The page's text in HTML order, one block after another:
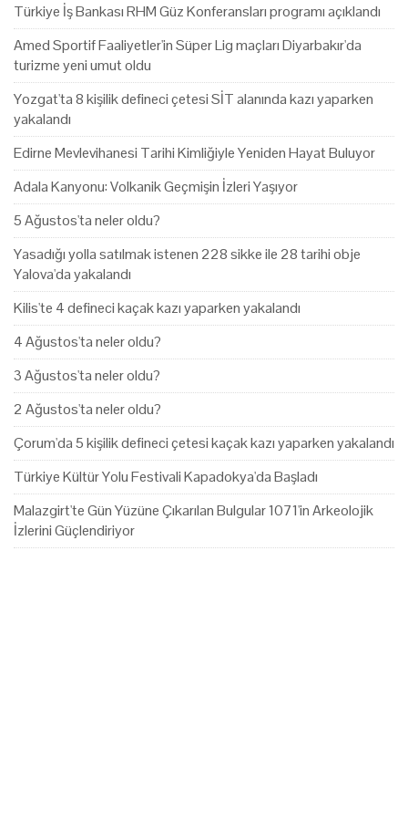
Türkiye İş Bankası RHM Güz Konferansları programı açıklandı
Amed Sportif Faaliyetler'in Süper Lig maçları Diyarbakır'da
turizme yeni umut oldu
Yozgat'ta 8 kişilik defineci çetesi SİT alanında kazı yaparken
yakalandı
Edirne Mevlevihanesi Tarihi Kimliğiyle Yeniden Hayat Buluyor
Adala Kanyonu: Volkanik Geçmişin İzleri Yaşıyor
5 Ağustos'ta neler oldu?
Yasadığı yolla satılmak istenen 228 sikke ile 28 tarihi obje
Yalova'da yakalandı
Kilis'te 4 defineci kaçak kazı yaparken yakalandı
4 Ağustos'ta neler oldu?
3 Ağustos'ta neler oldu?
2 Ağustos'ta neler oldu?
Çorum'da 5 kişilik defineci çetesi kaçak kazı yaparken yakalandı
Türkiye Kültür Yolu Festivali Kapadokya'da Başladı
Malazgirt'te Gün Yüzüne Çıkarılan Bulgular 1071'in Arkeolojik
İzlerini Güçlendiriyor